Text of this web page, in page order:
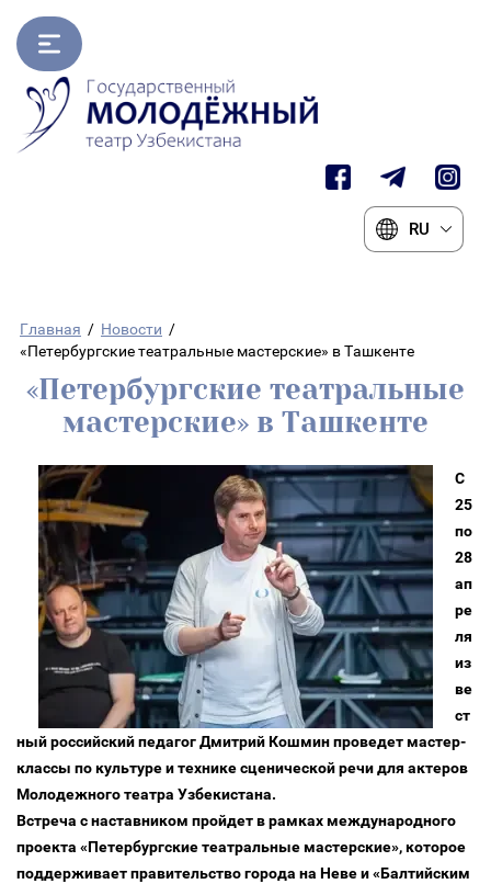
RU
Главная / Новости /
«Петербургские театральные мастерские» в Ташкенте
«Петербургские театральные
мастерские» в Ташкенте
С
25
по
28
ап
ре
ля
из
ве
ст
ный российский педагог Дмитрий Кошмин проведет мастер-
классы по культуре и технике сценической речи для актеров
Молодежного театра Узбекистана.
Встреча с наставником пройдет в рамках международного
проекта «Петербургские театральные мастерские», которое
поддерживает правительство города на Неве и «Балтийским